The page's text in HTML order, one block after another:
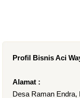
Profil Bisnis Aci
Alamat :
Desa Raman Endra,